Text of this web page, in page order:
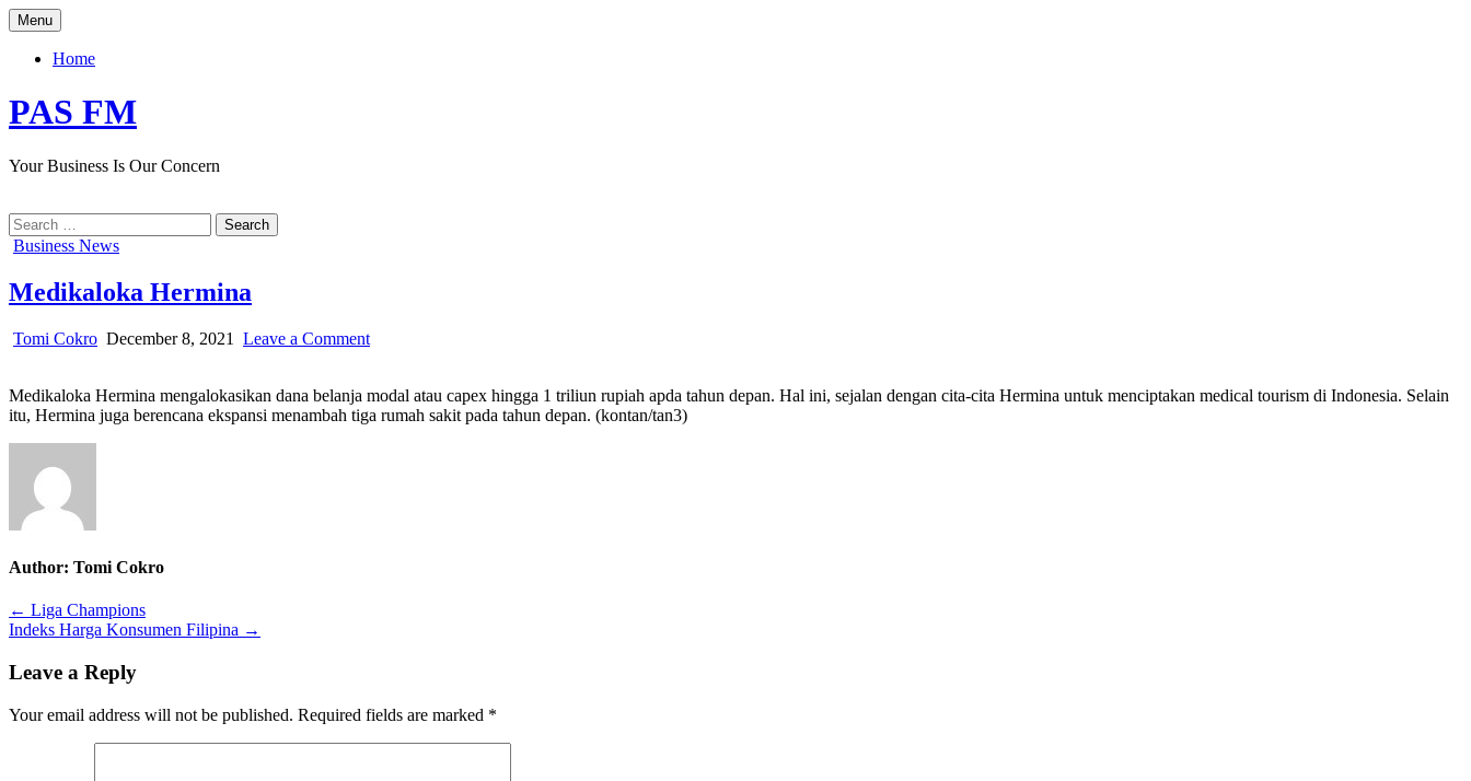
Skip
to
content
Menu
Home
PAS FM
Your Business Is Our Concern
Search
for:
Posted
Business News
Medikaloka Hermina
Author:
Tomi Cokro Published
December 8, 2021 Leave a Commenton
Medikaloka Hermina mengalokasikan dana belanja modal atau capex hingga 1 triliun rupiah apda tahun depan. Hal ini, sejalan dengan cita-cita Hermina untuk menciptakan medical tourism di Indonesia. Selain
itu, Hermina juga berencana ekspansi menambah tiga rumah sakit pada tahun depan. (kontan/tan3)
Author: Tomi Cokro
Post
navigation
← Liga Champions
Indeks Harga Konsumen Filipina →
Leave a Reply
Your email address will not be published. Required fields are marked *